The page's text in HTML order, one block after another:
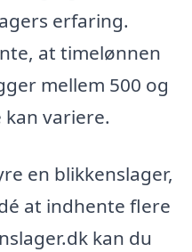
erfaring.
at timelønnen
mellem 500 og
variere.
en blikkenslager,
at indhente flere
kan du